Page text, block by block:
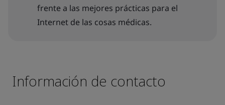
frente a las mejores prácticas para el
Internet de las cosas médicas.